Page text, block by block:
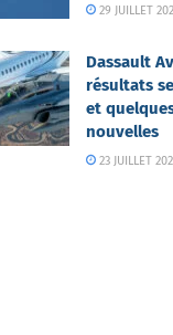
29 JUILLET
Dassault
résultats
et
nouvelles
23 JUILLET